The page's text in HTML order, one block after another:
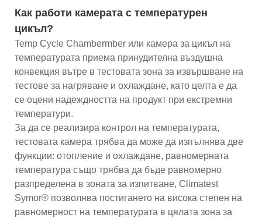
Как работи камерата с температурен
цикъл?
Temp Cycle Chambermber или камера за цикъл на
температурата приема принудителна въздушна
конвекция вътре в тестовата зона за извършване на
тестове за нагряване и охлаждане, като целта е да
се оцени надеждността на продукт при екстремни
температури.
За да се реализира контрол на температурата,
тестовата камера трябва да може да изпълнява две
функции: отопление и охлаждане, равномерната
температура също трябва да бъде равномерно
разпределена в зоната за изпитване, Climatest
Symor® позволява постигането на висока степен на
равномерност на температурата в цялата зона за